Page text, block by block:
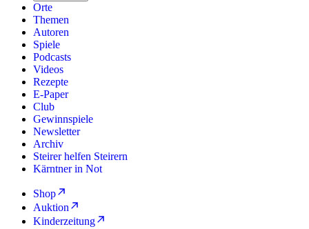
Orte
Themen
Autoren
Spiele
Podcasts
Videos
Rezepte
E-Paper
Club
Gewinnspiele
Newsletter
Archiv
Steirer helfen Steirern
Kärntner in Not
Shop
Auktion
Kinderzeitung